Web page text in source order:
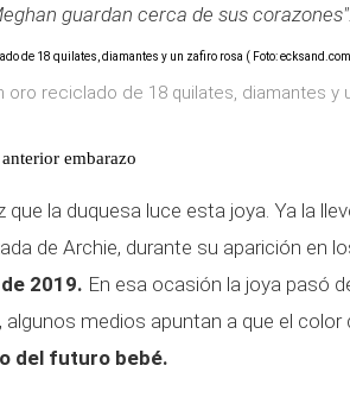
guardan cerca de sus corazones".
oro reciclado de 18 quilates, diamantes y
embarazo
que la duquesa luce esta joya. Ya la
de Archie, durante su aparición en
2019. En esa ocasión la joya pasó
medios apuntan a que el color
del futuro bebé.